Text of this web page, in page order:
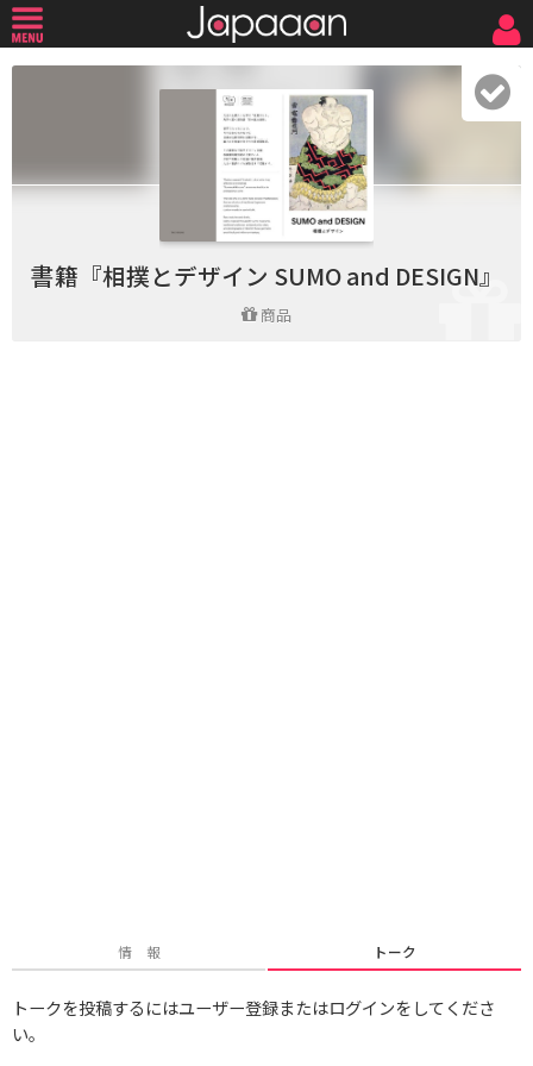
書籍『相撲とデザイン SUMO and DESIGN』
商品
情 報 トーク
トークを投稿するにはユーザー登録またはログインをしてくださ
い。